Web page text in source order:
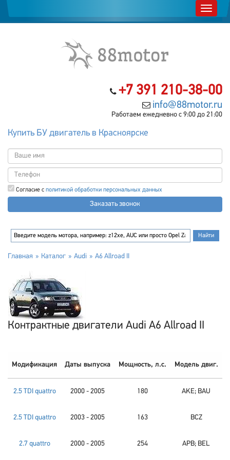
+7 391 210-38-00
info@88motor.ru
Работаем ежедневно с 9:00 до 21:00
Купить БУ двигатель в Красноярске
Согласие с политикой обработки персональных данных
Заказать звонок
Главная Каталог Audi A6 Allroad II
Контрактные двигатели Audi A6 Allroad II
Модификация Даты выпуска Мощность, л.с. Модель двиг.
2.5 TDI quattro 2000 - 2005 180 AKE; BAU
2.5 TDI quattro 2003 - 2005 163 BCZ
2.7 quattro 2000 - 2005 254 APB; BEL